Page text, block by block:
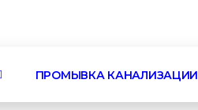
ПРОМЫВКА КАНАЛИЗАЦИИ